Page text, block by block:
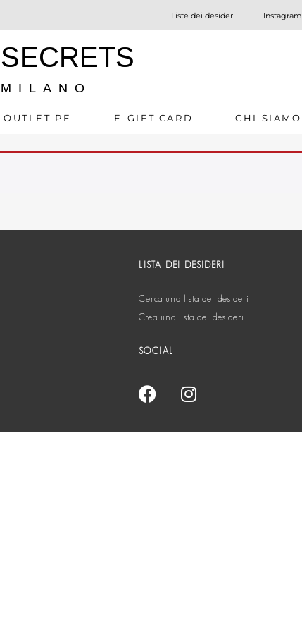
Liste dei desideri Instagram
SECRETS
MILANO
OUTLET PE E-GIFT CARD CHI SIAMO
LISTA DEI DESIDERI
Cerca una lista dei desideri
Crea una lista dei desideri
SOCIAL